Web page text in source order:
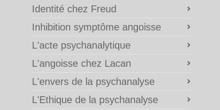
Identité chez Freud
Inhibition symptôme angoisse
L'acte psychanalytique
L'angoisse chez Lacan
L'envers de la psychanalyse
L'Ethique de la psychanalyse